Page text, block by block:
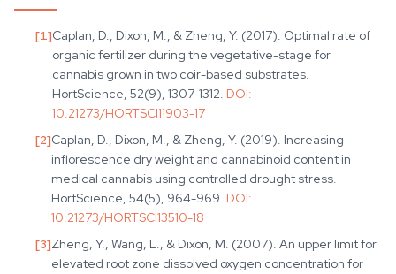
[1]Caplan, D., Dixon, M., & Zheng, Y. (2017). Optimal rate of
organic fertilizer during the vegetative-stage for
cannabis grown in two coir-based substrates.
HortScience, 52(9), 1307-1312. DOI:
10.21273/HORTSCI11903-17
[2]Caplan, D., Dixon, M., & Zheng, Y. (2019). Increasing
inflorescence dry weight and cannabinoid content in
medical cannabis using controlled drought stress.
HortScience, 54(5), 964-969. DOI:
10.21273/HORTSCI13510-18
[3]Zheng, Y., Wang, L., & Dixon, M. (2007). An upper limit for
elevated root zone dissolved oxygen concentration for